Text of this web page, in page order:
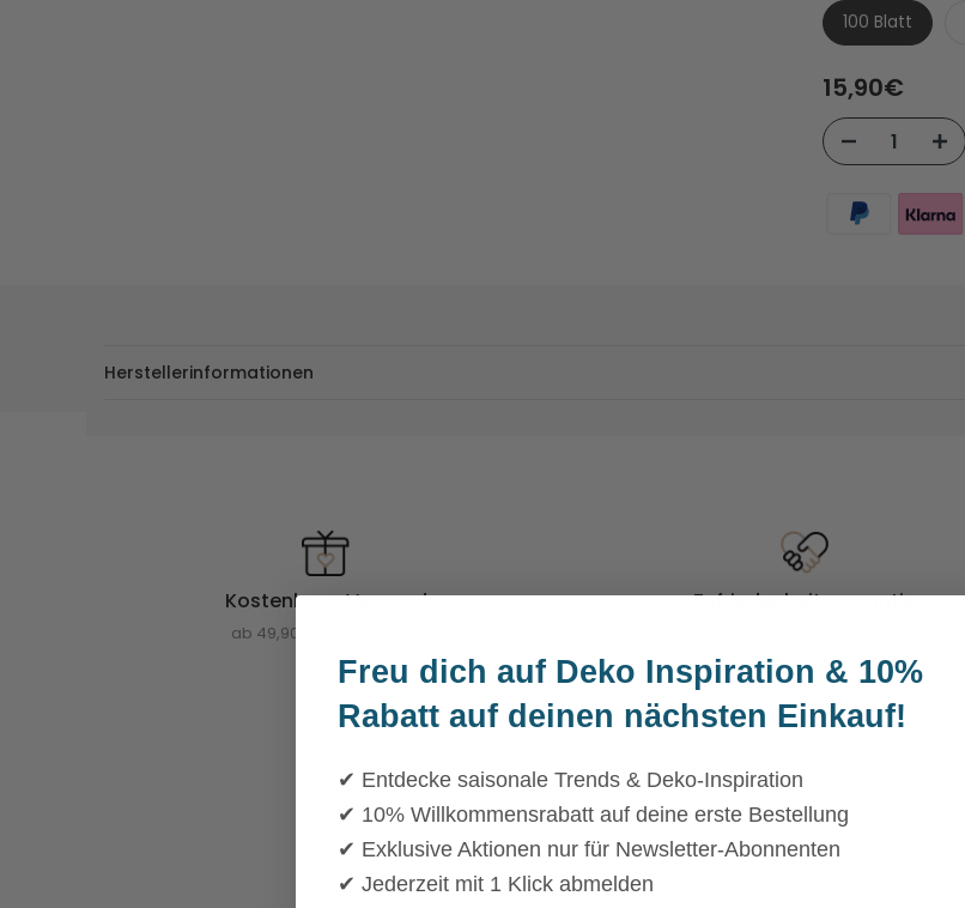
100 Blatt
15,90€
Herstellerinformationen
Kostenloser Versand
ab 49,90 EUR Bestellwert
Zufriedenheitsgarantie
Freu dich auf Deko Inspiration & 10%
Rabatt auf deinen nächsten Einkauf!
✔ Entdecke saisonale Trends & Deko-Inspiration
✔ 10% Willkommensrabatt auf deine erste Bestellung
✔ Exklusive Aktionen nur für Newsletter-Abonnenten
✔ Jederzeit mit 1 Klick abmelden